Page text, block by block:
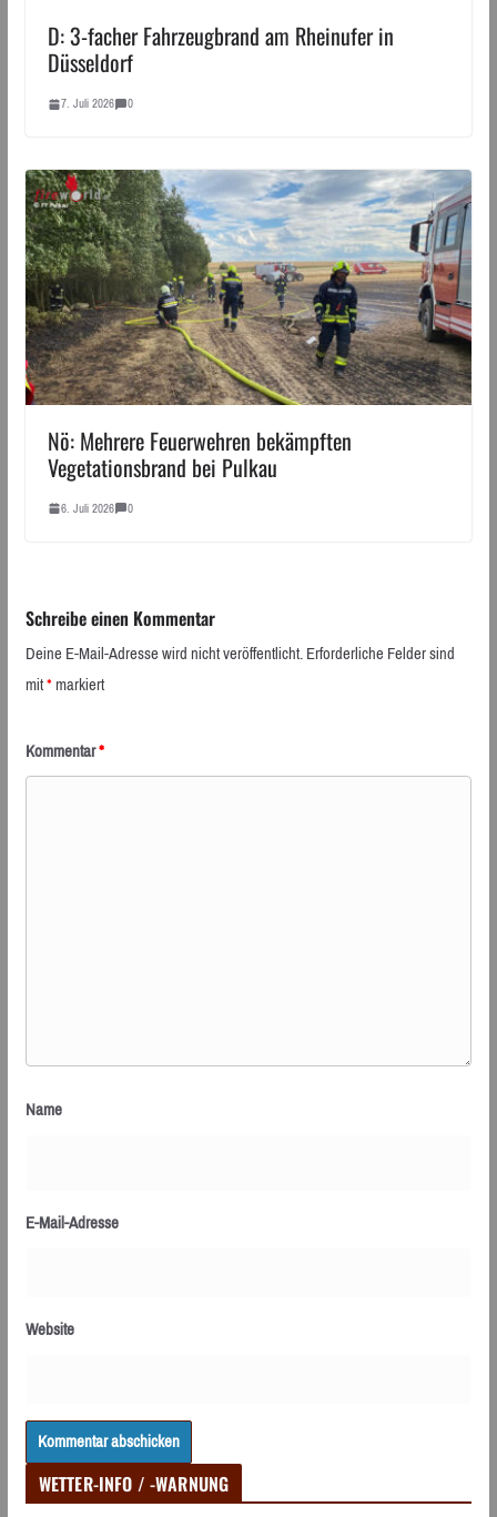
D: 3-facher Fahrzeugbrand am Rheinufer in
Düsseldorf
7. Juli 2026 0
Nö: Mehrere Feuerwehren bekämpften
Vegetationsbrand bei Pulkau
6. Juli 2026 0
Schreibe einen Kommentar
Deine E-Mail-Adresse wird nicht veröffentlicht.Erforderliche Felder sind
mit*markiert
Kommentar*
Name
E-Mail-Adresse
Website
WETTER-INFO / -WARNUNG